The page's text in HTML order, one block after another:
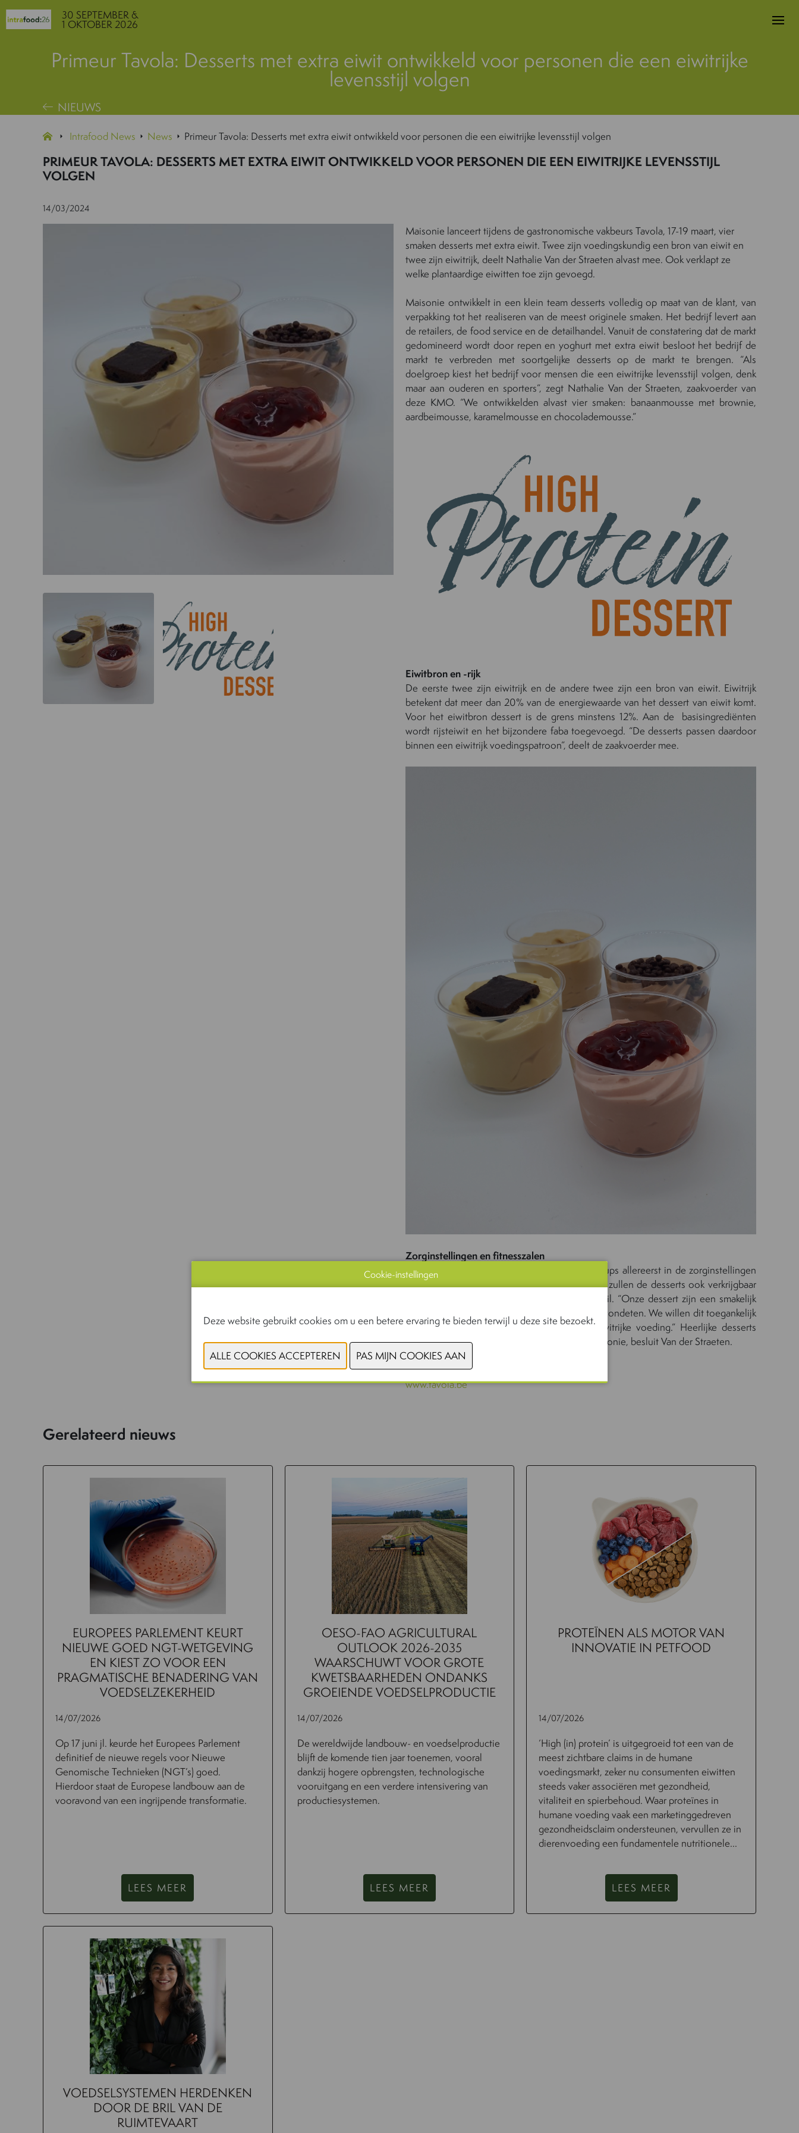
30 SEPTEMBER &
1 OKTOBER 2026
Primeur Tavola: Desserts met extra eiwit ontwikkeld voor personen die een eiwitrijke
levensstijl volgen
NIEUWS
Intrafood News News Primeur Tavola: Desserts met extra eiwit ontwikkeld voor personen die een eiwitrijke levensstijl volgen
PRIMEUR TAVOLA: DESSERTS MET EXTRA EIWIT ONTWIKKELD VOOR PERSONEN DIE EEN EIWITRIJKE LEVENSSTIJL
VOLGEN
14/03/2024
Maisonie lanceert tijdens de gastronomische vakbeurs Tavola, 17-19 maart, vier
smaken desserts met extra eiwit. Twee zijn voedingskundig een bron van eiwit en
twee zijn eiwitrijk, deelt Nathalie Van der Straeten alvast mee. Ook verklapt ze
welke plantaardige eiwitten toe zijn gevoegd.
Maisonie ontwikkelt in een klein team desserts volledig op maat van de klant, van
verpakking tot het realiseren van de meest originele smaken. Het bedrijf levert aan
de retailers, de food service en de detailhandel. Vanuit de constatering dat de markt
gedomineerd wordt door repen en yoghurt met extra eiwit besloot het bedrijf de
markt te verbreden met soortgelijke desserts op de markt te brengen. “Als
doelgroep kiest het bedrijf voor mensen die een eiwitrijke levensstijl volgen, denk
maar aan ouderen en sporters”, zegt Nathalie Van der Straeten, zaakvoerder van
deze KMO. “We ontwikkelden alvast vier smaken: banaanmousse met brownie,
aardbeimousse, karamelmousse en chocolademousse.”
Eiwitbron en -rijk
De eerste twee zijn eiwitrijk en de andere twee zijn een bron van eiwit. Eiwitrijk
betekent dat meer dan 20% van de energiewaarde van het dessert van eiwit komt.
Voor het eiwitbron dessert is de grens minstens 12%. Aan de basisingrediënten
wordt rijsteiwit en het bijzondere faba toegevoegd. “De desserts passen daardoor
binnen een eiwitrijk voedingspatroon”, deelt de zaakvoerder mee.
Zorginstellingen en fitnesszalen
Van der Straeten verwacht dat de desserts in cups allereerst in de zorginstellingen
en fitnesszalen te vinden zullen zijn. Daarnaast zullen de desserts ook verkrijgbaar
zijn tussen de gebakje en de taarten in de retail. “Onze dessert zijn een smakelijk
tussendoortje bij de koffie of bij de brunch of avondeten. We willen dit toegankelijk
maken voor iedereen die nood heeft aan eiwitrijke voeding.” Heerlijke desserts
maken en nieuwe smaken ontdekken, dat is Maisonie, besluit Van der Straeten.
www.maisonie.be
www.tavola.be
Gerelateerd nieuws
EUROPEES PARLEMENT KEURT
NIEUWE GOED NGT-WETGEVING
EN KIEST ZO VOOR EEN
PRAGMATISCHE BENADERING VAN
VOEDSELZEKERHEID
14/07/2026
Op 17 juni jl. keurde het Europees Parlement
definitief de nieuwe regels voor Nieuwe
Genomische Technieken (NGT’s) goed.
Hierdoor staat de Europese landbouw aan de
vooravond van een ingrijpende transformatie.
LEES MEER
OESO-FAO AGRICULTURAL
OUTLOOK 2026-2035
WAARSCHUWT VOOR GROTE
KWETSBAARHEDEN ONDANKS
GROEIENDE VOEDSELPRODUCTIE
14/07/2026
De wereldwijde landbouw- en voedselproductie
blijft de komende tien jaar toenemen, vooral
dankzij hogere opbrengsten, technologische
vooruitgang en een verdere intensivering van
productiesystemen.
LEES MEER
PROTEÏNEN ALS MOTOR VAN
INNOVATIE IN PETFOOD
14/07/2026
‘High (in) protein’ is uitgegroeid tot een van de
meest zichtbare claims in de humane
voedingsmarkt, zeker nu consumenten eiwitten
steeds vaker associëren met gezondheid,
vitaliteit en spierbehoud. Waar proteïnes in
humane voeding vaak een marketinggedreven
gezondheidsclaim ondersteunen, vervullen ze in
dierenvoeding een fundamentele nutritionele...
LEES MEER
VOEDSELSYSTEMEN HERDENKEN
DOOR DE BRIL VAN DE
RUIMTEVAART
Cookie-instellingen
Deze website gebruikt cookies om u een betere ervaring te bieden terwijl u deze site bezoekt.